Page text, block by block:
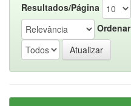
Resultados/Página
Ordenar